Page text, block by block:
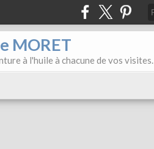
MORET
à l'huile à chacune de vos visites.